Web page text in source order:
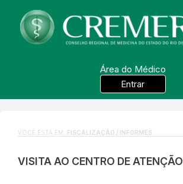
Área do Médico
Entrar
VOCÊ ESTÁ EM: FISCALIZAÇÃO / INFORMES
VISITA AO CENTRO DE ATENÇÃO